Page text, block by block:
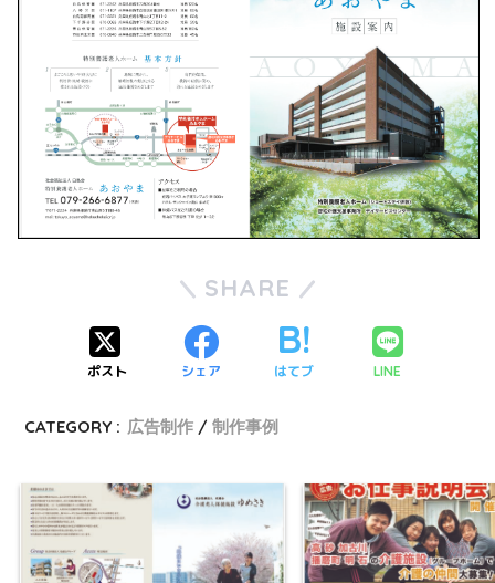
SHARE
ポスト シェア はてブ LINE
CATEGORY : 広告制作 制作事例